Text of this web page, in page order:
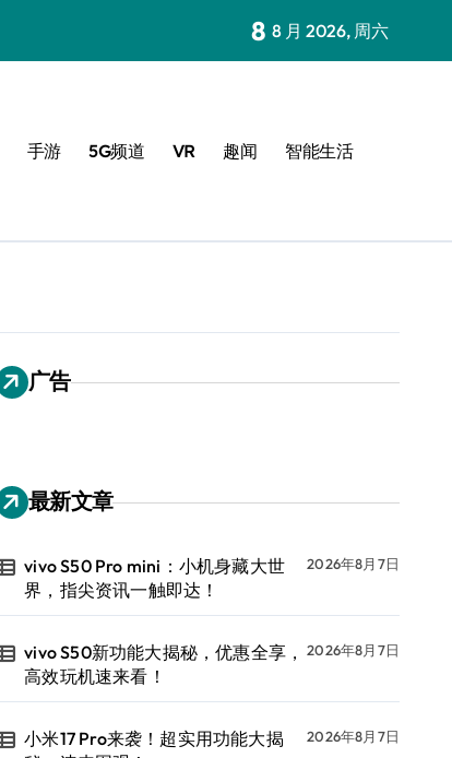
8 8 月 2026, 周六
手游 5G频道 VR 趣闻 智能生活
广告
最新文章
vivo S50 Pro mini：小机身藏大世
界，指尖资讯一触即达！
2026年8月7日
vivo S50新功能大揭秘，优惠全享，
高效玩机速来看！
2026年8月7日
小米17 Pro来袭！超实用功能大揭
2026年8月7日